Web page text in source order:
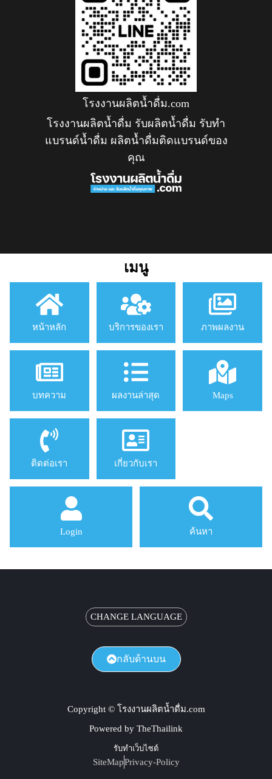
โรงงานผลิตน้ำดื่ม.com
โรงงานผลิตน้ำดื่ม รับผลิตน้ำดื่ม รับทำ
แบรนด์น้ำดื่ม ผลิตน้ำดื่มติดแบรนด์ของ
คุณ
เมนู
หน้าหลัก บริการของเรา ภาพผลงาน
บทความ ผลงานล่าสุด Maps
ติดต่อเรา เกี่ยวกับเรา
Login ค้นหา
Copyright © โรงงานผลิตน้ำดื่ม.com
Powered by TheThailink
รับทำเว็บไซต์
SiteMapPrivacy-Policy
CHANGE LANGUAGE
กลับด้านบน